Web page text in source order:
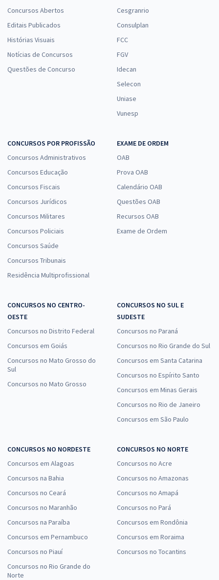
Concursos Abertos
Editais Publicados
Histórias Visuais
Notícias de Concursos
Questões de Concurso
Cesgranrio
Consulplan
FCC
FGV
Idecan
Selecon
Uniase
Vunesp
CONCURSOS POR PROFISSÃO
Concursos Administrativos
Concursos Educação
Concursos Fiscais
Concursos Jurídicos
Concursos Militares
Concursos Policiais
Concursos Saúde
Concursos Tribunais
Residência Multiprofissional
EXAME DE ORDEM
OAB
Prova OAB
Calendário OAB
Questões OAB
Recursos OAB
Exame de Ordem
CONCURSOS NO CENTRO-
OESTE
Concursos no Distrito Federal
Concursos em Goiás
Concursos no Mato Grosso do
Sul
Concursos no Mato Grosso
CONCURSOS NO SUL E
SUDESTE
Concursos no Paraná
Concursos no Rio Grande do Sul
Concursos em Santa Catarina
Concursos no Espírito Santo
Concursos em Minas Gerais
Concursos no Rio de Janeiro
Concursos em São Paulo
CONCURSOS NO NORDESTE
Concursos em Alagoas
Concursos na Bahia
Concursos no Ceará
Concursos no Maranhão
Concursos na Paraíba
Concursos em Pernambuco
Concursos no Piauí
Concursos no Rio Grande do
Norte
CONCURSOS NO NORTE
Concursos no Acre
Concursos no Amazonas
Concursos no Amapá
Concursos no Pará
Concursos em Rondônia
Concursos em Roraima
Concursos no Tocantins